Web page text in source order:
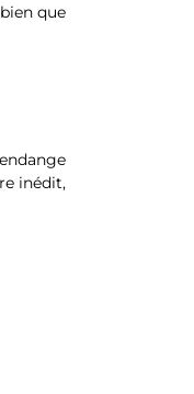
que
inédit,